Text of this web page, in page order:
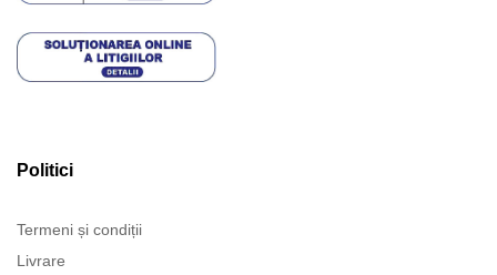
Politici
Termeni și condiții
Livrare